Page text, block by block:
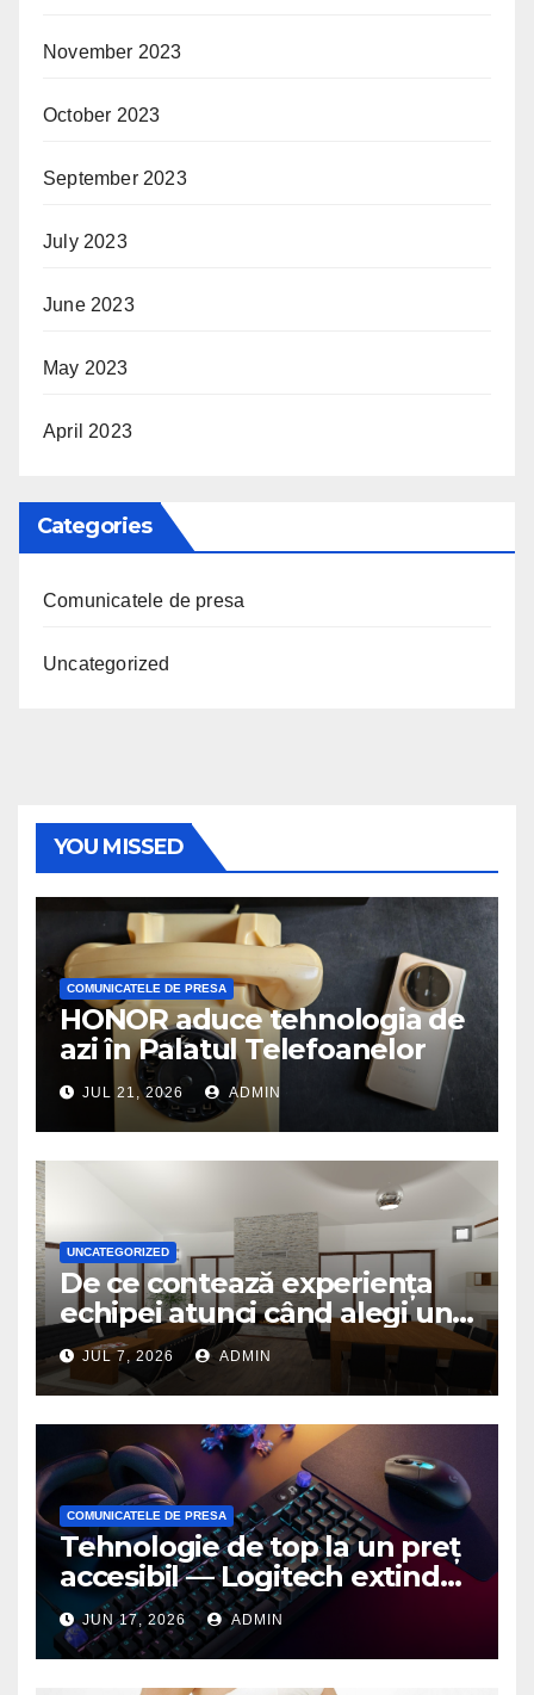
November 2023
October 2023
September 2023
July 2023
June 2023
May 2023
April 2023
Categories
Comunicatele de presa
Uncategorized
YOU MISSED
COMUNICATELE DE PRESA
HONOR aduce tehnologia de
azi în Palatul Telefoanelor
JUL 21, 2026 ADMIN
UNCATEGORIZED
De ce contează experiența
echipei atunci când alegi un
birou de arhitectură
JUL 7, 2026 ADMIN
COMUNICATELE DE PRESA
Tehnologie de top la un preț
accesibil — Logitech extinde
seria G3 cu un nou mouse și
o nouă tastatură pentru
gaming pe PC
JUN 17, 2026 ADMIN